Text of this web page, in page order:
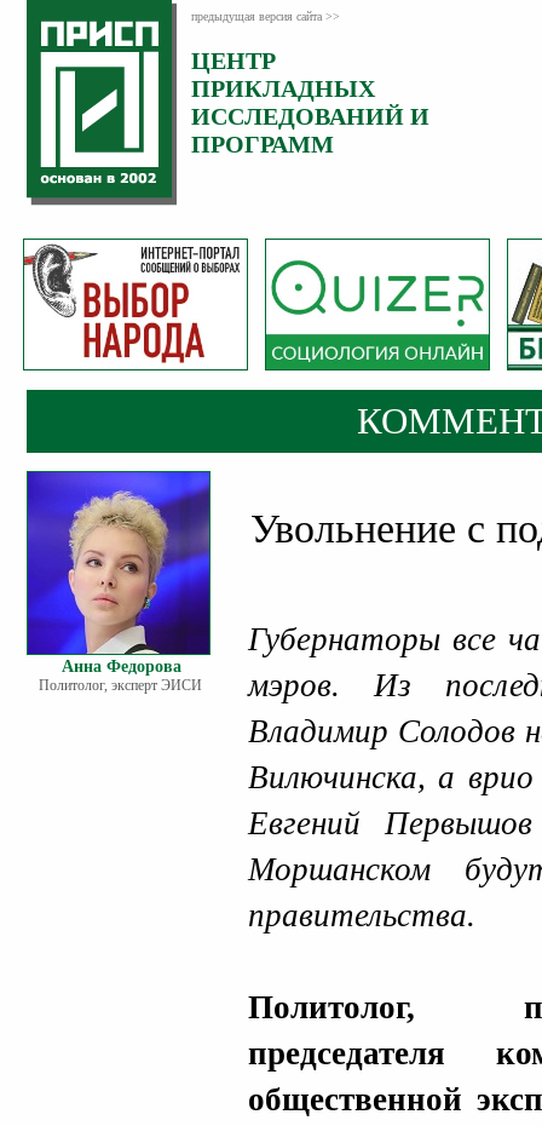
предыдущая версия сайта >>
ЦЕНТР
ПРИКЛАДНЫХ
ИССЛЕДОВАНИЙ И
ПРОГРАММ
Анна Федорова
Политолог, эксперт ЭИСИ
Увольнение с
Губернаторы все
мэров. Из
Владимир Солодов
Вилючинска, а
Евгений
Моршанском
правительства.
Политолог,
общественной
Категория:
Комментарии